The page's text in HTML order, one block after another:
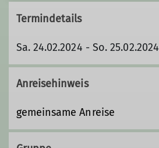
Termindetails
Sa. 24.02.2024 - So. 25.02.2024
Anreisehinweis
gemeinsame Anreise